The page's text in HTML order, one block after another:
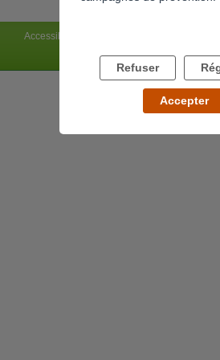
Accessibilité : non conforme
Refuser
Accepter